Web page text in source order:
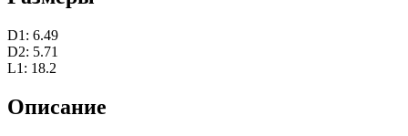
D1: 6.49
D2: 5.71
L1: 18.2
Описание